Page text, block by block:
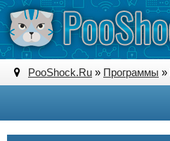
PooShock.Ru » Программы »